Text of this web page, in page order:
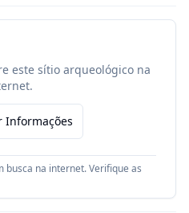
este sítio arqueológico na
Informações
busca na internet. Verifique as